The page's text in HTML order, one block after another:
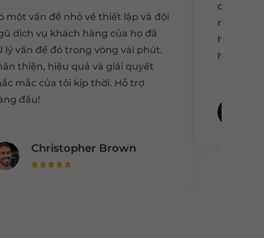
một vấn đề nhỏ về thiết lập và đội
dịch vụ khách hàng của họ đã
lý vấn đề đó trong vòng vài phút.
thiện, hiệu quả và giải quyết
mắc của tôi kịp thời. Hỗ trợ
đầu!
Christopher Brown
dàng,
rành về
hướng
hiệu quả.